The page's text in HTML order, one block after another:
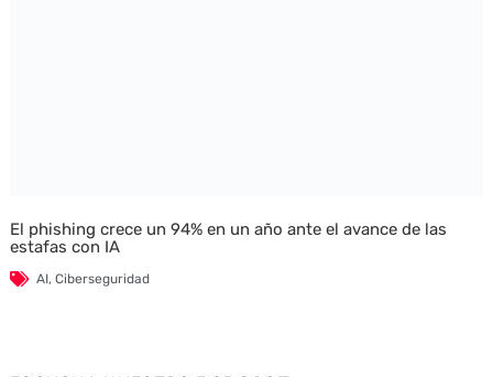
El phishing crece un 94% en un año ante el avance de las
estafas con IA
AI, Ciberseguridad